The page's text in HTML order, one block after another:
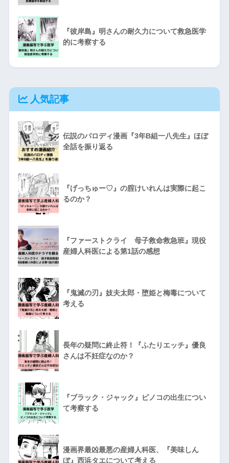
『彼岸島』明さんの耐久力について救急医学
的に考察する
人気記事
伝説のパロディ漫画『3年B組一八先生』ほぼ
全話を振り返る
『げっちゅー♡』の腟けいれんは実際に起こ
るのか？
『ファーストクライ 母子救命救急班』現役
産婦人科医による第1話の感想
『鬼滅の刃』妓夫太郎・堕姫と梅毒について
考える
長年の疑問に終止符！『ふたりエッチ』優良
さんは不妊症なのか？
『ブラック・ジャック』ピノコの出生につい
て考察する
漫画界最凶最悪の産婦人科医、『美味しん
ぼ』西浜タエについて考える